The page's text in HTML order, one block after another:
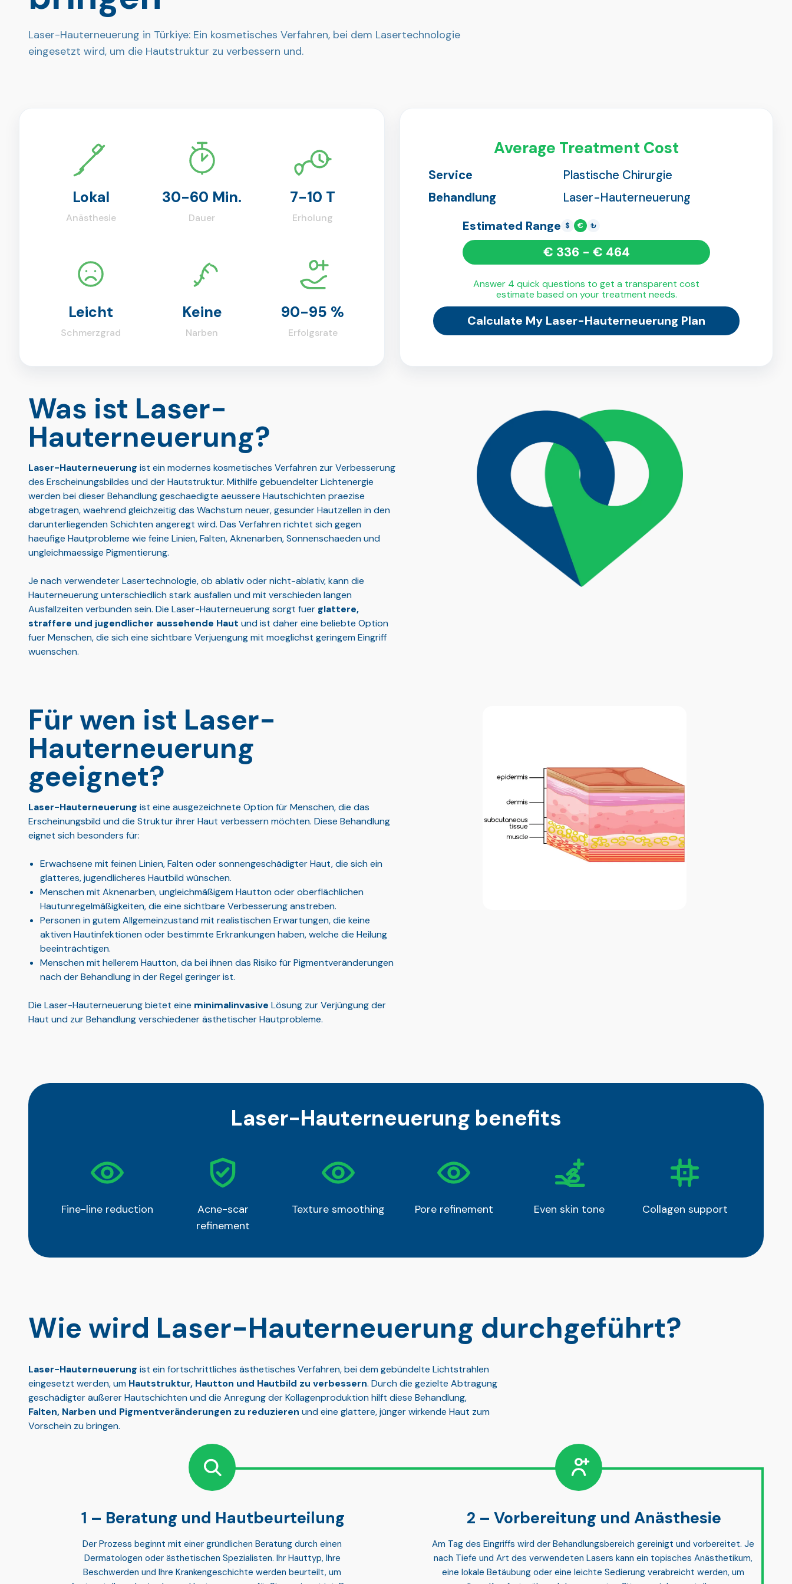
Laser-Hauterneuerung in Türkiye: Ein kosmetisches Verfahren, bei dem Lasertechnologie
eingesetzt wird, um die Hautstruktur zu verbessern und.
Lokal
Anästhesie
30-60 Min.
Dauer
7-10 T
Erholung
Leicht
Schmerzgrad
Keine
Narben
90-95 %
Erfolgsrate
Average Treatment Cost
Service
Plastische Chirurgie
Behandlung
Laser-Hauterneuerung
Estimated Range $ € ₺
€ 336 - € 464
Answer 4 quick questions to get a transparent cost
estimate based on your treatment needs.
Calculate My Laser-Hauterneuerung Plan
Was ist Laser-
Hauterneuerung?
Laser-Hauterneuerung ist ein modernes kosmetisches Verfahren zur Verbesserung
des Erscheinungsbildes und der Hautstruktur. Mithilfe gebuendelter Lichtenergie
werden bei dieser Behandlung geschaedigte aeussere Hautschichten praezise
abgetragen, waehrend gleichzeitig das Wachstum neuer, gesunder Hautzellen in den
darunterliegenden Schichten angeregt wird. Das Verfahren richtet sich gegen
haeufige Hautprobleme wie feine Linien, Falten, Aknenarben, Sonnenschaeden und
ungleichmaessige Pigmentierung.
Je nach verwendeter Lasertechnologie, ob ablativ oder nicht-ablativ, kann die
Hauterneuerung unterschiedlich stark ausfallen und mit verschieden langen
Ausfallzeiten verbunden sein. Die Laser-Hauterneuerung sorgt fuer glattere,
straffere und jugendlicher aussehende Haut und ist daher eine beliebte Option
fuer Menschen, die sich eine sichtbare Verjuengung mit moeglichst geringem Eingriff
wuenschen.
Für wen ist Laser-
Hauterneuerung
geeignet?
Laser-Hauterneuerung ist eine ausgezeichnete Option für Menschen, die das
Erscheinungsbild und die Struktur ihrer Haut verbessern möchten. Diese Behandlung
eignet sich besonders für:
Erwachsene mit feinen Linien, Falten oder sonnengeschädigter Haut, die sich ein
glatteres, jugendlicheres Hautbild wünschen.
Menschen mit Aknenarben, ungleichmäßigem Hautton oder oberflächlichen
Hautunregelmäßigkeiten, die eine sichtbare Verbesserung anstreben.
Personen in gutem Allgemeinzustand mit realistischen Erwartungen, die keine
aktiven Hautinfektionen oder bestimmte Erkrankungen haben, welche die Heilung
beeinträchtigen.
Menschen mit hellerem Hautton, da bei ihnen das Risiko für Pigmentveränderungen
nach der Behandlung in der Regel geringer ist.
Die Laser-Hauterneuerung bietet eine minimalinvasive Lösung zur Verjüngung der
Haut und zur Behandlung verschiedener ästhetischer Hautprobleme.
Laser-Hauterneuerung benefits
Fine-line reduction
Acne-scar
refinement
Texture smoothing Pore refinement Even skin tone Collagen support
Wie wird Laser-Hauterneuerung durchgeführt?
Laser-Hauterneuerung ist ein fortschrittliches ästhetisches Verfahren, bei dem gebündelte Lichtstrahlen
eingesetzt werden, um Hautstruktur, Hautton und Hautbild zu verbessern. Durch die gezielte Abtragung
geschädigter äußerer Hautschichten und die Anregung der Kollagenproduktion hilft diese Behandlung,
Falten, Narben und Pigmentveränderungen zu reduzieren und eine glattere, jünger wirkende Haut zum
Vorschein zu bringen.
Beratung und Hautbeurteilung
Der Prozess beginnt mit einer gründlichen Beratung durch einen
Dermatologen oder ästhetischen Spezialisten. Ihr Hauttyp, Ihre
Beschwerden und Ihre Krankengeschichte werden beurteilt, um
Vorbereitung und Anästhesie
Am Tag des Eingriffs wird der Behandlungsbereich gereinigt und vorbereitet. Je
nach Tiefe und Art des verwendeten Lasers kann ein topisches Anästhetikum,
eine lokale Betäubung oder eine leichte Sedierungverabreicht werden, um